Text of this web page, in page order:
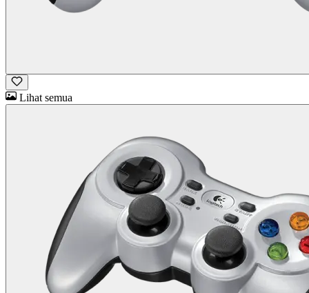
Lihat semua